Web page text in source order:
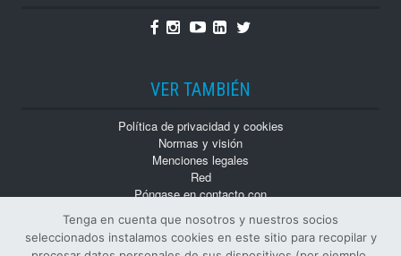
Facebook
Instagram
YoutubeLinkedin
Twitter
VER TAMBIÉN
Política de privacidad y cookies
Normas y visión
Menciones legales
Red
Póngase en contacto con
Monografías
Números atrasados
Tenga en cuenta que nosotros y nuestros socios
seleccionados instalamos cookies en este sitio para recopilar y